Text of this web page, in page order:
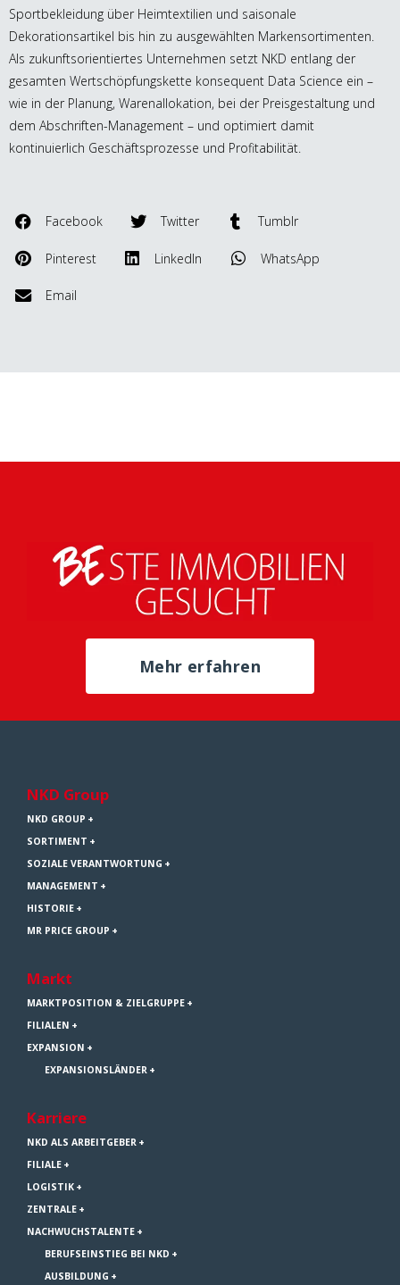
Sportbekleidung über Heimtextilien und saisonale
Dekorationsartikel bis hin zu ausgewählten Markensortimenten.
Als zukunftsorientiertes Unternehmen setzt NKD entlang der
gesamten Wertschöpfungskette konsequent Data Science ein –
wie in der Planung, Warenallokation, bei der Preisgestaltung und
dem Abschriften-Management – und optimiert damit
kontinuierlich Geschäftsprozesse und Profitabilität.
Facebook Twitter Tumblr
Pinterest LinkedIn WhatsApp
Email
Mehr erfahren
NKD Group
NKD GROUP
SORTIMENT
SOZIALE VERANTWORTUNG
MANAGEMENT
HISTORIE
MR PRICE GROUP
Markt
MARKTPOSITION & ZIELGRUPPE
FILIALEN
EXPANSION
EXPANSIONSLÄNDER
Karriere
NKD ALS ARBEITGEBER
FILIALE
LOGISTIK
ZENTRALE
NACHWUCHSTALENTE
BERUFSEINSTIEG BEI NKD
AUSBILDUNG